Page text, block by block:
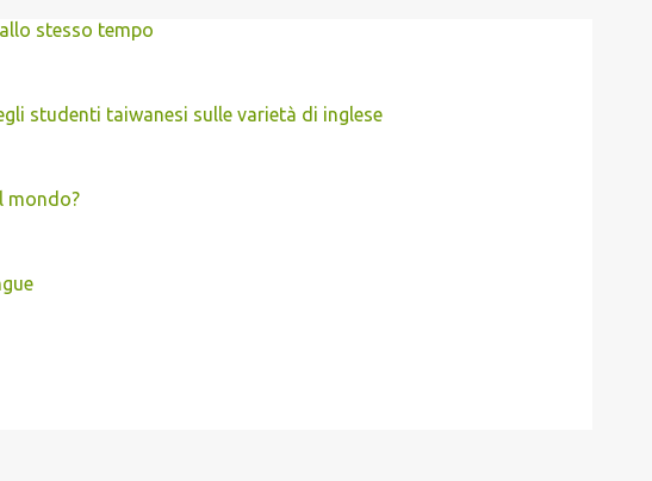
stesso tempo
studenti taiwanesi sulle varietà di inglese
mondo?